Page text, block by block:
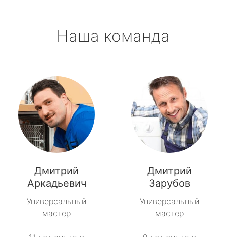
Наша команда
Дмитрий
Аркадьевич
Универсальный
мастер
Дмитрий
Зарубов
Универсальный
мастер